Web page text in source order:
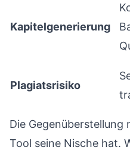
Kapitelgenerierung
Plagiatsrisiko
Die Gegenüberstellung
Tool seine Nische hat.